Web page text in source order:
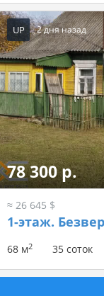
UP 2 дня назад
78 300 р.
≈ 26 645 $
1-этаж.
68 м2 35 соток